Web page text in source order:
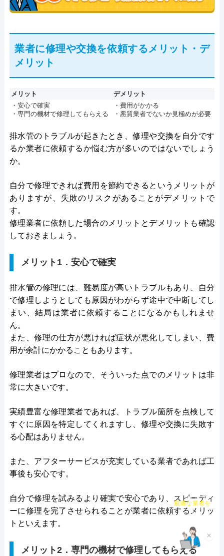
業者に修理や交換を依頼するメリット・デ
メリット
メリット
デメリット
・安心で確実
・専門の機材で修理してもらえる
・費用がかかる
・悪質業者でないか見極めが必要
排水管のトラブルが起きたとき、修理や交換を自分です
るか業者に依頼するか悩む方が多いのではないでしょう
か。
自分で修理できれば費用を節約できるというメリットが
ありますが、失敗のリスクがあることがデメリットで
す。
修理業者に依頼した場合のメリットとデメリットも確認
しておきましょう。
メリット1．安心で確実
排水管の修理には、難易度が高いトラブルもあり、自分
で修理しようとしても原因がわからず途中で中断してし
まい、結局は業者に依頼することになるかもしれませ
ん。
また、修理の仕方が悪ければ症状が悪化してしまい、費
用が余計にかかることもあります。
修理業者はプロなので、そういった点でのメリットは非
常に大きいです。
実績豊富な修理業者であれば、トラブル箇所を点検して
すぐに原因を特定してくれますし、修理や交換に失敗す
る心配はありません。
また、アフターサービスが充実している業者であれば工
事後も安心です。
自分で修理を試みるより確実で安心であり、スピーディ
ーに修理を完了させられることが業者に依頼するメリッ
トといえます。
メリット2．専門の機材で修理してもらえる
×
チャット診断で
最適な業者を
ご提案